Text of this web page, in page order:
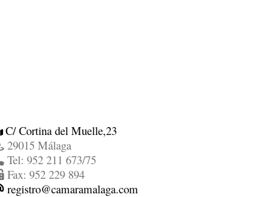
C/ Cortina del Muelle,23
29015 Málaga
Tel: 952 211 673/75
Fax: 952 229 894
registro@camaramalaga.com